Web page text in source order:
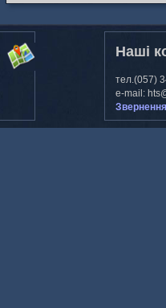
Наші
тел.(057)
e-mail: